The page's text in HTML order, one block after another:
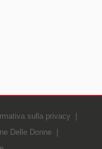
sulla privacy
Delle Donne